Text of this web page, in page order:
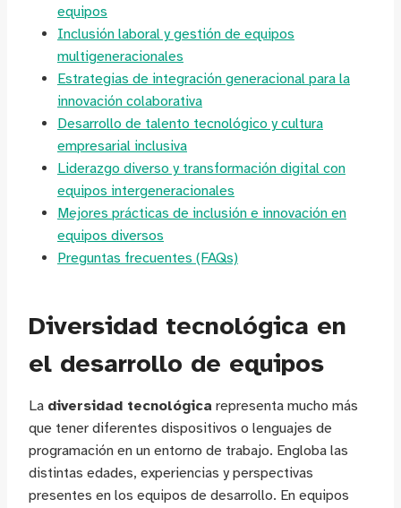
equipos
Inclusión laboral y gestión de equipos
multigeneracionales
Estrategias de integración generacional para la
innovación colaborativa
Desarrollo de talento tecnológico y cultura
empresarial inclusiva
Liderazgo diverso y transformación digital con
equipos intergeneracionales
Mejores prácticas de inclusión e innovación en
equipos diversos
Preguntas frecuentes (FAQs)
Diversidad tecnológica en
el desarrollo de equipos
La diversidad tecnológica representa mucho más
que tener diferentes dispositivos o lenguajes de
programación en un entorno de trabajo. Engloba las
distintas edades, experiencias y perspectivas
presentes en los equipos de desarrollo. En equipos